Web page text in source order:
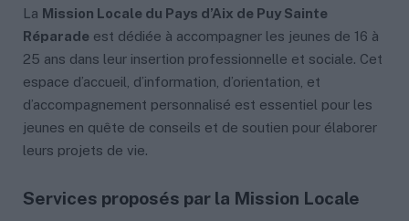
La Mission Locale du Pays d’Aix de Puy Sainte
Réparade est dédiée à accompagner les jeunes de 16 à
25 ans dans leur insertion professionnelle et sociale. Cet
espace d’accueil, d’information, d’orientation, et
d’accompagnement personnalisé est essentiel pour les
jeunes en quête de conseils et de soutien pour élaborer
leurs projets de vie.
Services proposés par la Mission Locale